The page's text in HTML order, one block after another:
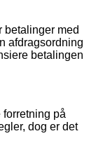
betalinger med
afdragsordning
betalingen
forretning på
dog er det